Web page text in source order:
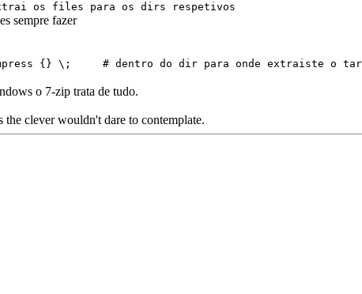
os files para os dirs respetivos
sempre fazer
{} \; # dentro do dir para onde extraiste o tar
o 7-zip trata de tudo.
the clever wouldn't dare to contemplate.